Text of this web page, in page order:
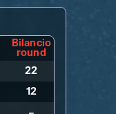
Bilancio
round
22
12